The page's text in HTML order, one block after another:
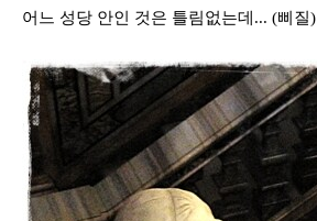
어느 성당 안인 것은 틀림없는데... (삐질)